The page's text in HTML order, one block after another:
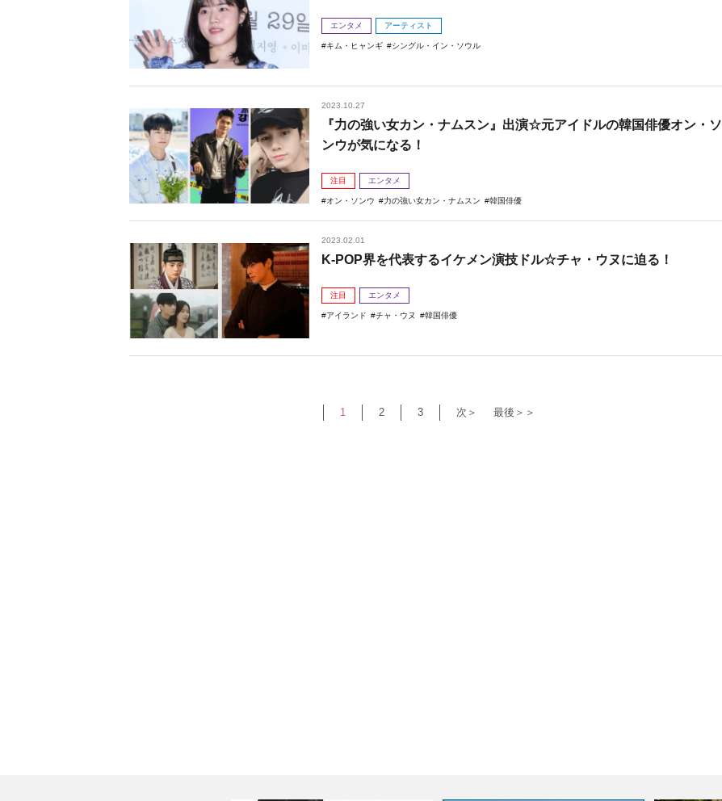
エンタメ アーティスト
キム・ヒャンギ シングル・イン・ソウル
2023.10.27
『力の強い女カン・ナムスン』出演☆元アイドルの韓国俳優オン・ソ
ンウが気になる！
注目 エンタメ
オン・ソンウ 力の強い女カン・ナムスン 韓国俳優
2023.02.01
K-POP界を代表するイケメン演技ドル☆チャ・ウヌに迫る！
注目 エンタメ
アイランド チャ・ウヌ 韓国俳優
1 2 3 次＞ 最後＞＞